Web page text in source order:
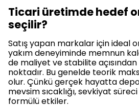
Ticari üretimde hedef
seçilir?
Satış yapan markalar için ideal
yakım deneyiminde memnun
de maliyet ve stabilite açısından
noktadır. Bu genelde teorik
olur. Çünkü gerçek hayatta
mevsim sıcaklığı, sevkiyat
formülü etkiler.